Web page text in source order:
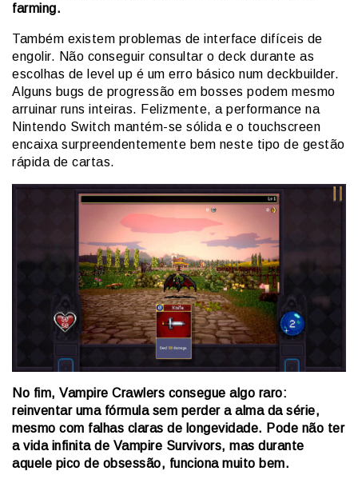
farming.
Também existem problemas de interface difíceis de
engolir. Não conseguir consultar o deck durante as
escolhas de level up é um erro básico num deckbuilder.
Alguns bugs de progressão em bosses podem mesmo
arruinar runs inteiras. Felizmente, a performance na
Nintendo Switch mantém-se sólida e o touchscreen
encaixa surpreendentemente bem neste tipo de gestão
rápida de cartas.
No fim, Vampire Crawlers consegue algo raro:
reinventar uma fórmula sem perder a alma da série,
mesmo com falhas claras de longevidade. Pode não ter
a vida infinita de Vampire Survivors, mas durante
aquele pico de obsessão, funciona muito bem.